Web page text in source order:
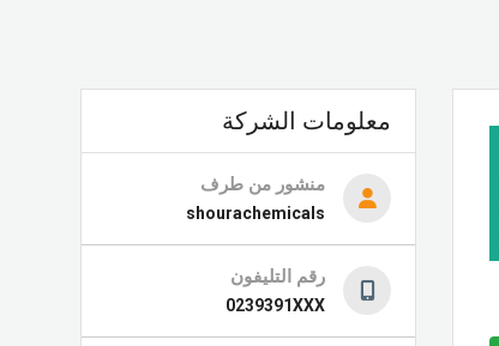
معلومات الشركة
منشور من طرف
shourachemicals
رقم التليفون
0239391XXX